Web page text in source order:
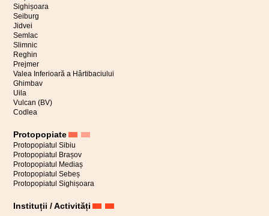
Sighișoara
Seiburg
Jidvei
Semlac
Slimnic
Reghin
Prejmer
Valea Inferioară a Hârtibaciului
Ghimbav
Uila
Vulcan (BV)
Codlea
Protopopiate
Protopopiatul Sibiu
Protopopiatul Brașov
Protopopiatul Mediaș
Protopopiatul Sebeș
Protopopiatul Sighișoara
Instituții / Activități